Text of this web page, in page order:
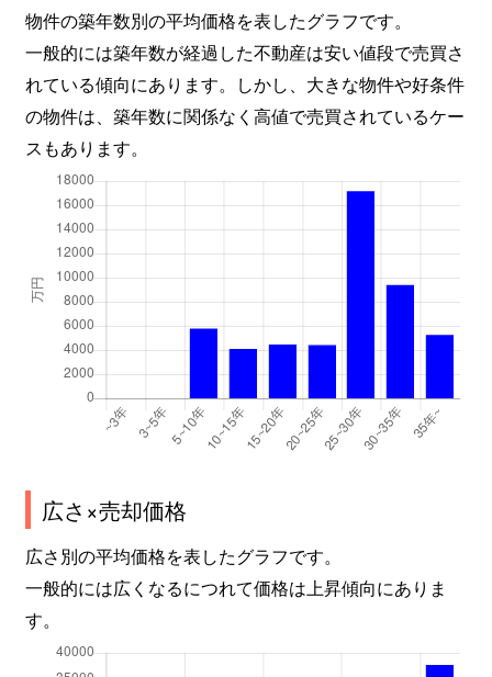
物件の築年数別の平均価格を表したグラフです。
一般的には築年数が経過した不動産は安い値段で売買さ
れている傾向にあります。しかし、大きな物件や好条件
の物件は、築年数に関係なく高値で売買されているケー
スもあります。
広さ×売却価格
広さ別の平均価格を表したグラフです。
一般的には広くなるにつれて価格は上昇傾向にありま
す。